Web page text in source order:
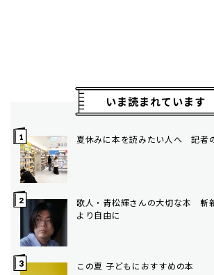
いま読まれています
夏休みに本を読みたい人へ 記者
歌人・青松輝さんの大切な本 斬
より自由に
この夏 子どもにおすすめの本